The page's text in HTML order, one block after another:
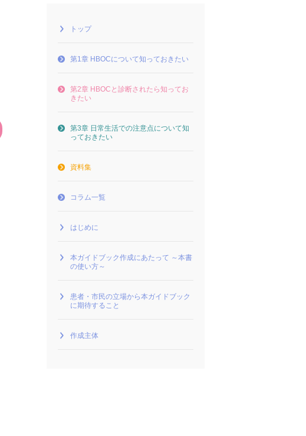
トップ
第1章 HBOCについて知っておきたい
第2章 HBOCと診断されたら知ってお
きたい
第3章 日常生活での注意点について知
っておきたい
資料集
コラム一覧
はじめに
本ガイドブック作成にあたって ～本書
の使い方～
患者・市民の立場から本ガイドブック
に期待すること
作成主体